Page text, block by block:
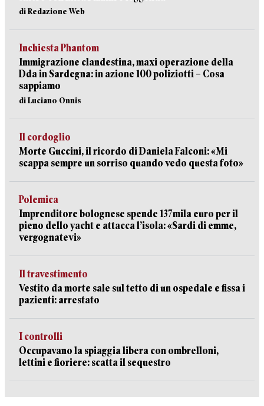
di Redazione Web
Inchiesta Phantom
Immigrazione clandestina, maxi operazione della
Dda in Sardegna: in azione 100 poliziotti – Cosa
sappiamo
di Luciano Onnis
Il cordoglio
Morte Guccini, il ricordo di Daniela Falconi: «Mi
scappa sempre un sorriso quando vedo questa foto»
Polemica
Imprenditore bolognese spende 137mila euro per il
pieno dello yacht e attacca l’isola: «Sardi di emme,
vergognatevi»
Il travestimento
Vestito da morte sale sul tetto di un ospedale e fissa i
pazienti: arrestato
I controlli
Occupavano la spiaggia libera con ombrelloni,
lettini e fioriere: scatta il sequestro